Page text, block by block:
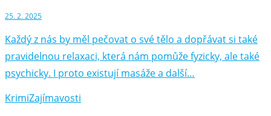
25. 2. 2025
Každý z nás by měl pečovat o své tělo a dopřávat si také
pravidelnou relaxaci, která nám pomůže fyzicky, ale také
psychicky. I proto existují masáže a další…
KrimiZajímavosti